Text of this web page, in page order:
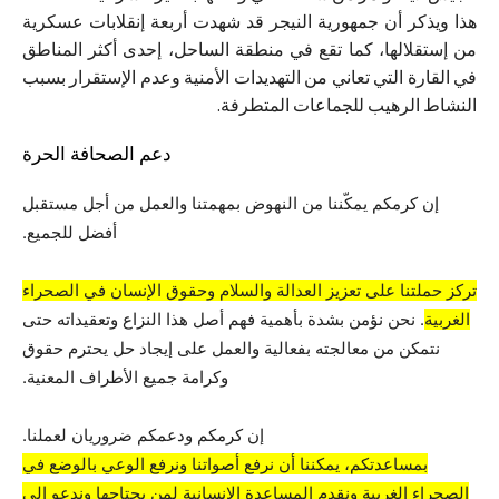
هذا ويذكر أن جمهورية النيجر قد شهدت أربعة إنقلابات عسكرية
من إستقلالها، كما تقع في منطقة الساحل، إحدى أكثر المناطق
في القارة التي تعاني من التهديدات الأمنية وعدم الإستقرار بسبب
النشاط الرهيب للجماعات المتطرفة.
دعم الصحافة الحرة
إن كرمكم يمكّننا من النهوض بمهمتنا والعمل من أجل مستقبل
أفضل للجميع.
تركز حملتنا على تعزيز العدالة والسلام وحقوق الإنسان في الصحراء
الغربية. نحن نؤمن بشدة بأهمية فهم أصل هذا النزاع وتعقيداته حتى
نتمكن من معالجته بفعالية والعمل على إيجاد حل يحترم حقوق
وكرامة جميع الأطراف المعنية.
إن كرمكم ودعمكم ضروريان لعملنا.
بمساعدتكم، يمكننا أن نرفع أصواتنا ونرفع الوعي بالوضع في
الصحراء الغربية ونقدم المساعدة الإنسانية لمن يحتاجها وندعو إلى